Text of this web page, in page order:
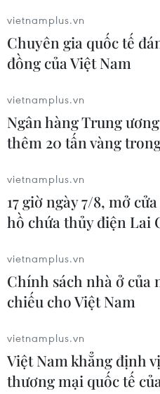
Hải Phòng: Khai mạc
Sơn - điểm hẹn 2018
Liên hoan du lịch "Đồ Sơn -
nhằm giới thiệu, quảng bá,
Hải Phòng nói chung, quận
vietnamplus.vn
Chuyên gia quốc tế
đồng của Việt Nam
vietnamplus.vn
Ngân hàng Trung
thêm 20 tấn vàng
vietnamplus.vn
17 giờ ngày 7/8, mở
hồ chứa thủy điện Lai
vietnamplus.vn
Chính sách nhà ở của
chiếu cho Việt Nam
vietnamplus.vn
Việt Nam khẳng định
thương mại quốc tế